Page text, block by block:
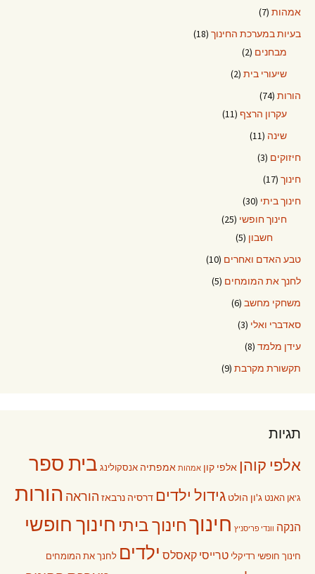
אמהות (7)
בעיות במערכת החינוך (18)
מבחנים (2)
שיעורי בית (2)
הורות (74)
עקרון הרצף (11)
שינה (11)
חיזוקים (3)
חינוך (17)
חינוך ביתי (30)
חינוך חופשי (25)
חשבון (5)
טבע האדם ואחרים (10)
לחנך את המומחים (5)
משחקי מחשב (6)
סאדברי ואלי (3)
עידן מלמד (8)
תקשורת מקרבת (9)
תגיות
אלפי קוהן אלפי קון אמהות אמפתיה אנסקולינג בית ספר
ג'אן האנט ג'ון הולט גידול ילדים דרסיה נרבאז הוראה הורות
הנקה וונדי פריסניץ חינוךחינוך ביתי חינוך חופשי
חינוך חופשי רדיקלי טרייסי קאסלס ילדים לחנך את המומחים